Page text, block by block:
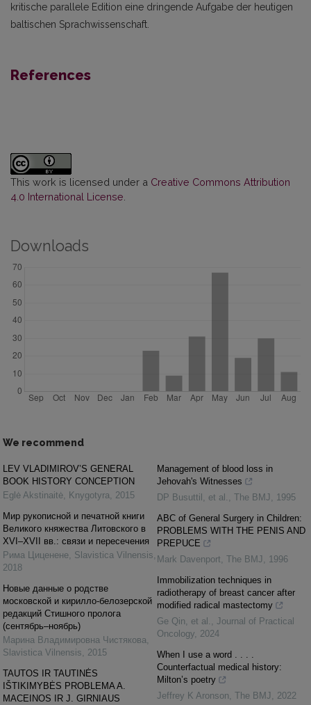
kritische parallele Edition eine dringende Aufgabe der heutigen
baltischen Sprachwissenschaft.
References
This work is licensed under a Creative Commons Attribution
4.0 International License
Downloads
We recommend
LEV VLADIMIROV’S GENERAL
BOOK HISTORY CONCEPTION
Eglė Akstinaitė, Knygotyra, 2015
Мир рукописной и печатной книги
Великого княжества Литовского в
XVI–XVII вв.: связи и пересечения
Рима Циценене, Slavistica Vilnensis,
2018
Новые данные о родстве
московской и кирилло-белозерской
редакций Стишного пролога
(сентябрь–ноябрь)
Марина Владимировна Чистякова,
Slavistica Vilnensis, 2015
TAUTOS IR TAUTINĖS
IŠTIKIMYBĖS PROBLEMA A.
MACEINOS IR J. GIRNIAUS
Management of blood loss in
Jehovah's Witnesses
DP Busuttil, et al. , The BMJ, 1995
ABC of General Surgery in Children:
PROBLEMS WITH THE PENIS AND
PREPUCE
Mark Davenport, The BMJ, 1996
Immobilization techniques in
radiotherapy of breast cancer after
modified radical mastectomy
Ge Qin, et al. , Journal of Practical
Oncology, 2024
When I use a word . . . .
Counterfactual medical history:
Milton’s poetry
Jeffrey K Aronson, The BMJ, 2022